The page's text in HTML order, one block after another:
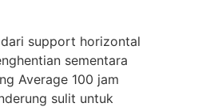
dari support horizontal
sementara
Average 100 jam
sulit untuk